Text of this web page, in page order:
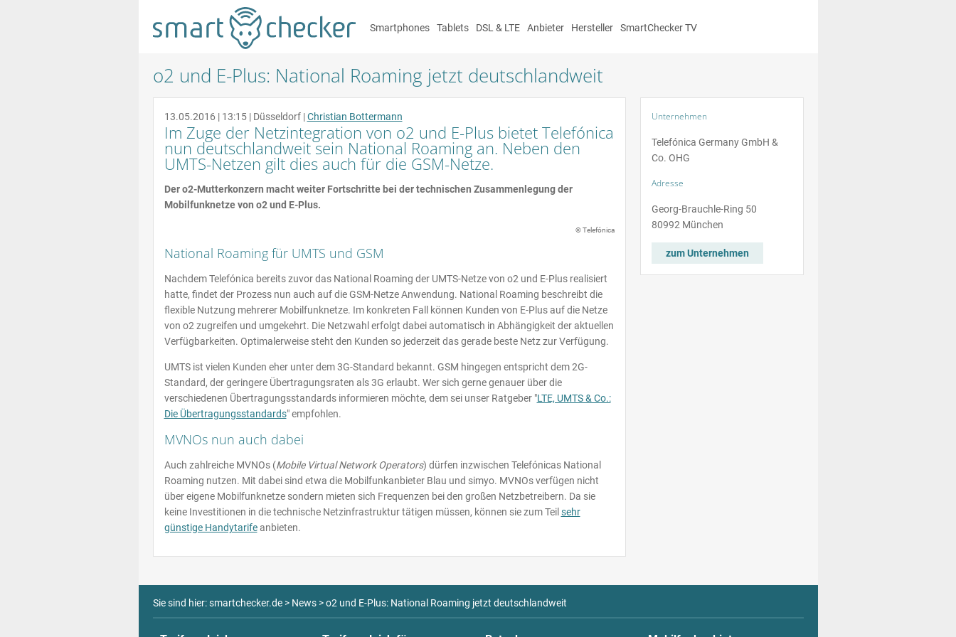
Smartphones Tablets DSL & LTE Anbieter Hersteller SmartChecker TV
o2 und E-Plus: National Roaming jetzt deutschlandweit
13.05.2016 | 13:15| Düsseldorf|Christian Bottermann
Im Zuge der Netzintegration von o2 und E-Plus bietet Telefónica
nun deutschlandweit sein National Roaming an. Neben den
UMTS-Netzen gilt dies auch für die GSM-Netze.
Der o2-Mutterkonzern macht weiter Fortschritte bei der technischen Zusammenlegung der
Mobilfunknetze von o2 und E-Plus.
National Roaming für UMTS und GSM
Nachdem Telefónica bereits zuvor das National Roaming der UMTS-Netze von o2 und E-Plus realisiert
hatte, findet der Prozess nun auch auf die GSM-Netze Anwendung. National Roaming beschreibt die
flexible Nutzung mehrerer Mobilfunknetze. Im konkreten Fall können Kunden von E-Plus auf die Netze
von o2 zugreifen und umgekehrt. Die Netzwahl erfolgt dabei automatisch in Abhängigkeit der aktuellen
Verfügbarkeiten. Optimalerweise steht den Kunden so jederzeit das gerade beste Netz zur Verfügung.
UMTS ist vielen Kunden eher unter dem 3G-Standard bekannt. GSM hingegen entspricht dem 2G-
Standard, der geringere Übertragungsraten als 3G erlaubt. Wer sich gerne genauer über die
verschiedenen Übertragungsstandards informieren möchte, dem sei unser Ratgeber "LTE, UMTS & Co.:
Die Übertragungsstandards" empfohlen.
MVNOs nun auch dabei
Auch zahlreiche MVNOs (Mobile Virtual Network Operators) dürfen inzwischen Telefónicas National
Roaming nutzen. Mit dabei sind etwa die Mobilfunkanbieter Blau und simyo. MVNOs verfügen nicht
über eigene Mobilfunknetze sondern mieten sich Frequenzen bei den großen Netzbetreibern. Da sie
keine Investitionen in die technische Netzinfrastruktur tätigen müssen, können sie zum Teil sehr
günstige Handytarifeanbieten.
Unternehmen
Telefónica Germany GmbH &
Co. OHG
Adresse
Georg-Brauchle-Ring 50
80992 München
zum Unternehmen
Sie sind hier:smartchecker.de> News>o2 und E-Plus: National Roaming jetzt deutschlandweit